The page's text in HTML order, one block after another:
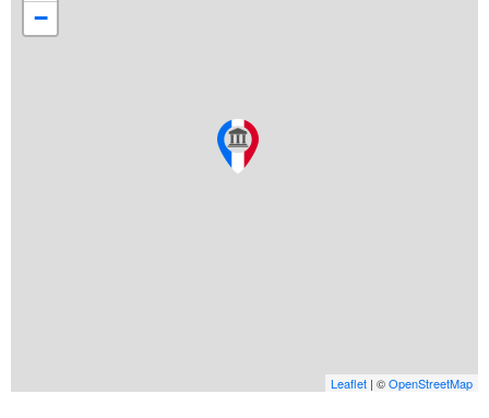
−
Leaflet | ©OpenStreetMap